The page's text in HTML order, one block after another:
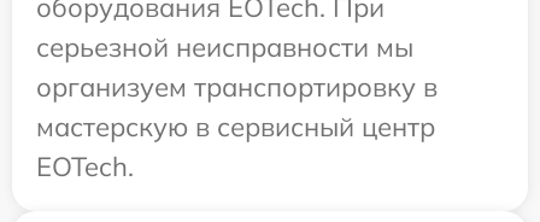
оборудования EOTech. При
серьезной неисправности мы
организуем транспортировку в
мастерскую в сервисный центр
EOTech.